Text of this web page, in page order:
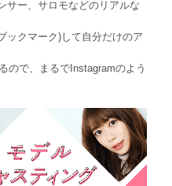
サー、サロモなどのリアルな
ックマーク)して自分だけのア
ので、まるでInstagramのよう